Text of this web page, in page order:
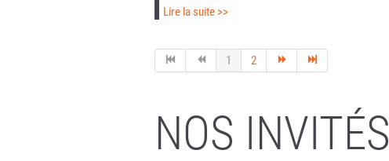
Lire la suite >>
1 2
NOS INVITÉS